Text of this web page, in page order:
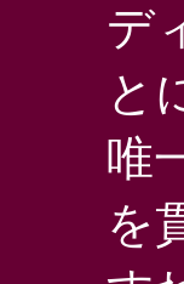
デ
と
唯
を